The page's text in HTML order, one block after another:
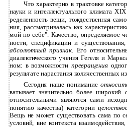
Что характерно в трактовке
науки и интеллектуального климата
ределенность вещи, тождественная
ния, рассматривалась как
мой по себе". Качество, определяемое
ности, спецификации и
абсолютный признак. Его
диалектического учения Гегеля и
ном: в возможности превращения
результате нарастания количественных
Сегодня наше понимание
ватывает значительно более широкий
относительными являются сами
понятию качества) категории
Вещь не может существовать сама по
условий, вне контекста